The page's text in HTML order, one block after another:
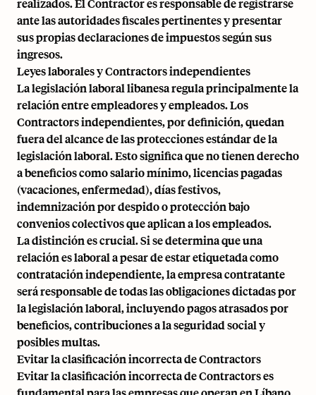
realizados. El Contractor es responsable de registrarse
ante las autoridades fiscales pertinentes y presentar
sus propias declaraciones de impuestos según sus
ingresos.
Leyes laborales y Contractors independientes
La legislación laboral libanesa regula principalmente la
relación entre empleadores y empleados. Los
Contractors independientes, por definición, quedan
fuera del alcance de las protecciones estándar de la
legislación laboral. Esto significa que no tienen derecho
a beneficios como salario mínimo, licencias pagadas
(vacaciones, enfermedad), días festivos,
indemnización por despido o protección bajo
convenios colectivos que aplican a los empleados.
La distinción es crucial. Si se determina que una
relación es laboral a pesar de estar etiquetada como
contratación independiente, la empresa contratante
será responsable de todas las obligaciones dictadas por
la legislación laboral, incluyendo pagos atrasados por
beneficios, contribuciones a la seguridad social y
posibles multas.
Evitar la clasificación incorrecta de Contractors
Evitar la clasificación incorrecta de Contractors es